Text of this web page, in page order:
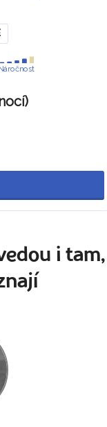
i tam,